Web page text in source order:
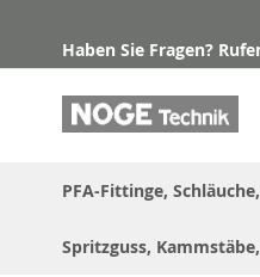
zum
Inhalt
Haben Sie Fragen?
PFA-Fittinge,
Spritzguss,